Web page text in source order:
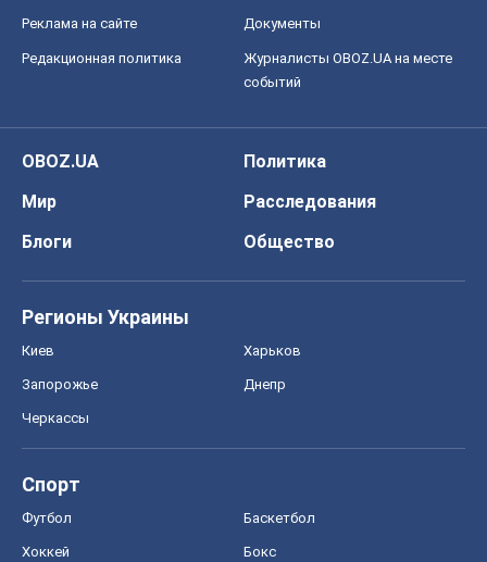
Реклама на сайте Документы
Редакционная политика
Журналисты OBOZ.UA на месте
событий
OBOZ.UA
Политика
Мир
Расследования
Блоги
Общество
Регионы Украины
Киев Харьков
Запорожье Днепр
Черкассы
Спорт
Футбол Баскетбол
Хоккей Бокс